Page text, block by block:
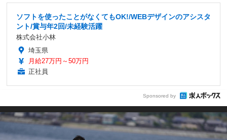
ソフトを使ったことがなくてもOK!/WEBデザインのアシスタ
ント/賞与年2回/未経験活躍
株式会社小林
埼玉県
月給27万円～50万円
正社員
Sponsored by